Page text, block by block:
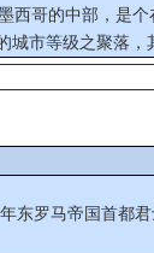
西哥的中部，是
城市等级之聚落
东罗马帝国首都